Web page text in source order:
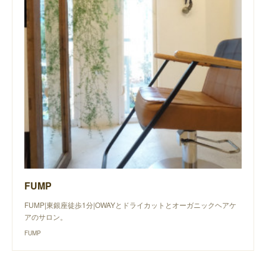
FUMP
FUMP|東銀座徒歩1分|OWAYとドライカットとオーガニックヘアケ
アのサロン。
FUMP